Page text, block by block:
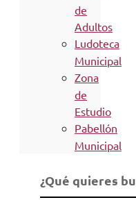
de
Adultos
Ludoteca
Municipal
Zona
de
Estudio
Pabellón
Municipal